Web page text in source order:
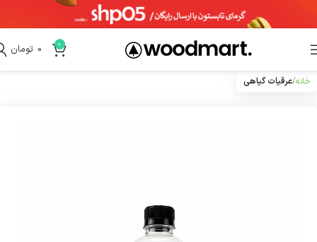
0 تومان 0
خانه عرقیات گیاهی